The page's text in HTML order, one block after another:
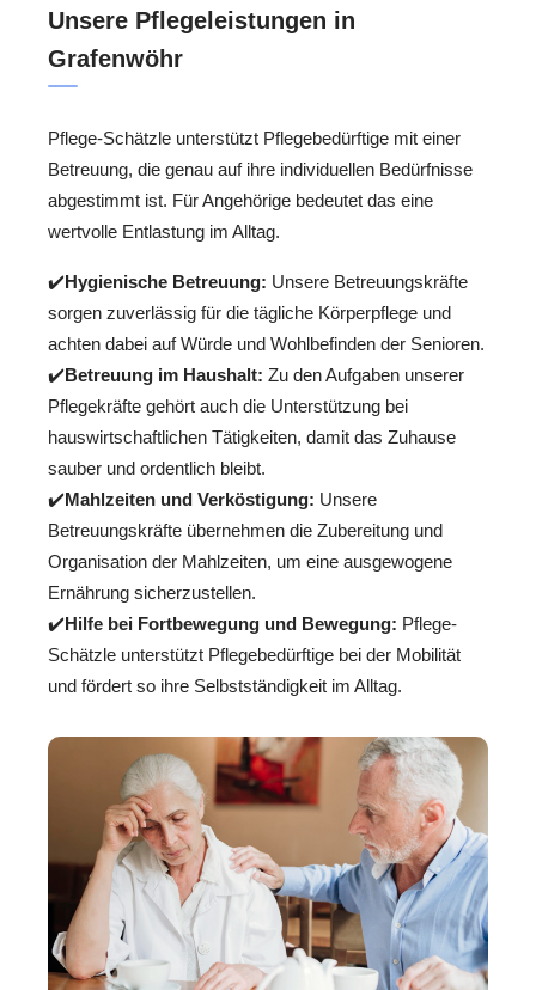
Unsere Pflegeleistungen in
Grafenwöhr
Pflege-Schätzle unterstützt Pflegebedürftige mit einer
Betreuung, die genau auf ihre individuellen Bedürfnisse
abgestimmt ist. Für Angehörige bedeutet das eine
wertvolle Entlastung im Alltag.
✔️Hygienische Betreuung: Unsere Betreuungskräfte
sorgen zuverlässig für die tägliche Körperpflege und
achten dabei auf Würde und Wohlbefinden der Senioren.
✔️Betreuung im Haushalt: Zu den Aufgaben unserer
Pflegekräfte gehört auch die Unterstützung bei
hauswirtschaftlichen Tätigkeiten, damit das Zuhause
sauber und ordentlich bleibt.
✔️Mahlzeiten und Verköstigung: Unsere
Betreuungskräfte übernehmen die Zubereitung und
Organisation der Mahlzeiten, um eine ausgewogene
Ernährung sicherzustellen.
✔️Hilfe bei Fortbewegung und Bewegung: Pflege-
Schätzle unterstützt Pflegebedürftige bei der Mobilität
und fördert so ihre Selbstständigkeit im Alltag.